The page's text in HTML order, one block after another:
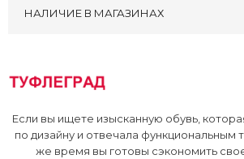
Оставьте первый отзыв!
НАЛИЧИЕ В МАГАЗИНАХ
Если вы ищете изысканную обувь,
по дизайну и отвечала функциональным
же время вы готовы сэкономить